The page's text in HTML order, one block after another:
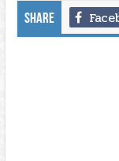
Share